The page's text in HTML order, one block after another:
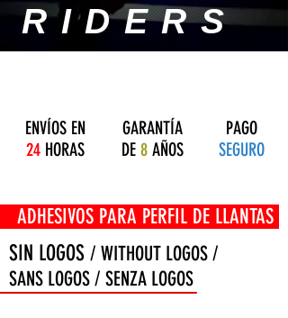
RIDERS
ENVÍOS EN
24 HORAS
GARANTÍA
DE 8 AÑOS
PAGO
SEGURO
PARA PERFIL DE LLANTAS
SIN LOGOS / WITHOUT LOGOS /
SANS LOGOS / SENZA LOGOS